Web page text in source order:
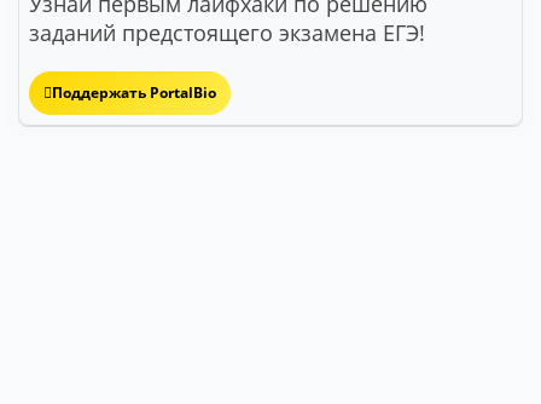
заданий предстоящего экзамена ЕГЭ!
Поддержать PortalBio